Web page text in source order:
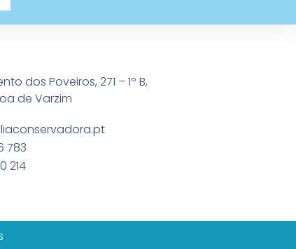
dos Poveiros, 271 – 1º B,
de Varzim
783
214